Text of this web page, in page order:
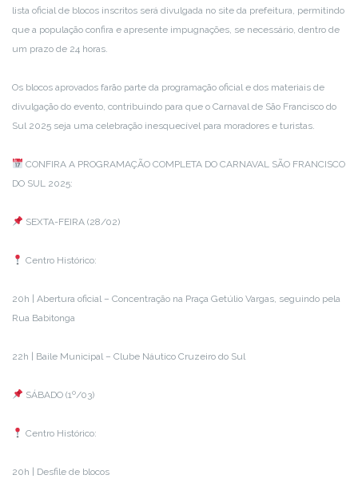
lista oficial de blocos inscritos será divulgada no site da prefeitura, permitindo
que a população confira e apresente impugnações, se necessário, dentro de
um prazo de 24 horas.
Os blocos aprovados farão parte da programação oficial e dos materiais de
divulgação do evento, contribuindo para que o Carnaval de São Francisco do
Sul 2025 seja uma celebração inesquecível para moradores e turistas.
CONFIRA A PROGRAMAÇÃO COMPLETA DO CARNAVAL SÃO FRANCISCO
DO SUL 2025:
SEXTA-FEIRA (28/02)
Centro Histórico:
20h | Abertura oficial – Concentração na Praça Getúlio Vargas, seguindo pela
Rua Babitonga
22h | Baile Municipal – Clube Náutico Cruzeiro do Sul
SÁBADO (1º/03)
Centro Histórico:
20h | Desfile de blocos